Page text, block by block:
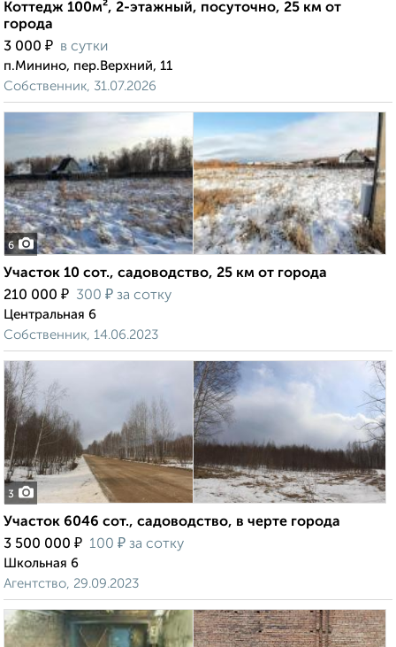
Коттедж 100м², 2-этажный, посуточно, 25 км от
города
3 000 ₽ в сутки
п.Минино, пер.Верхний, 11
Собственник, 31.07.2026
6
Участок 10 сот., садоводство, 25 км от города
210 000 ₽ 300 ₽ за сотку
Центральная 6
Собственник, 14.06.2023
3
Участок 6046 сот., садоводство, в черте города
3 500 000 ₽ 100 ₽ за сотку
Школьная 6
Агентство, 29.09.2023